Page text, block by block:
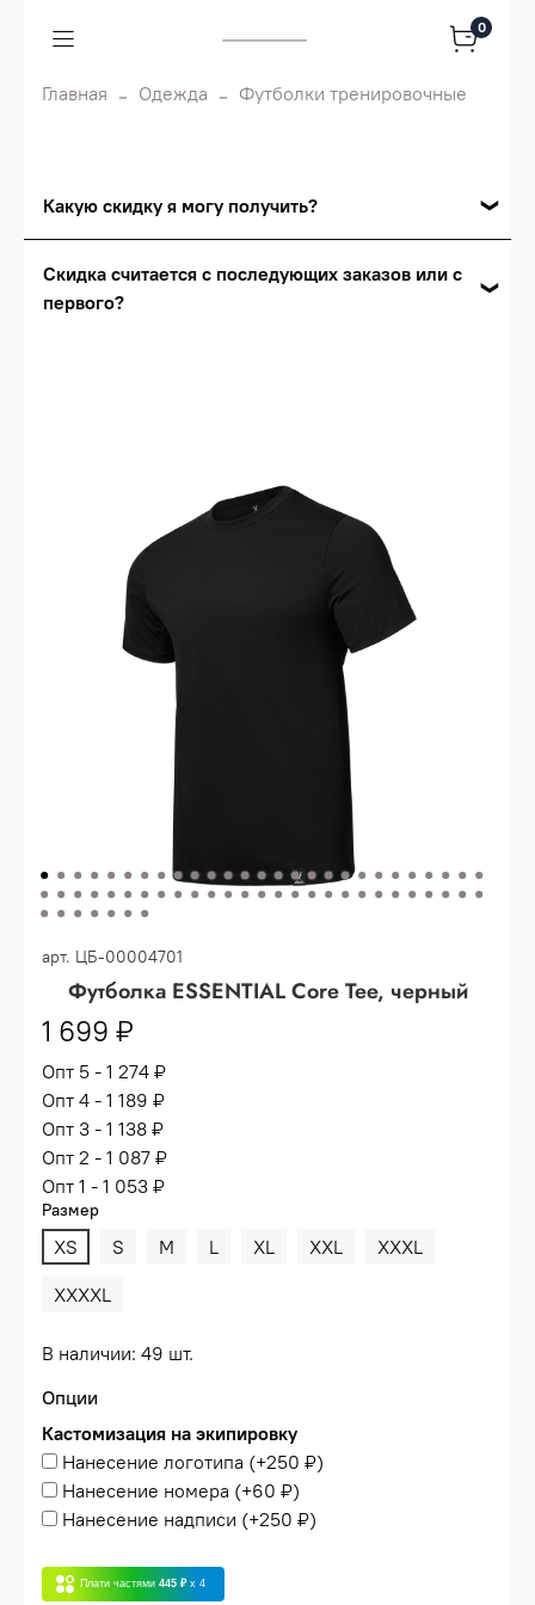
0
Главная Одежда Футболки тренировочные
Какую скидку я могу получить?
Сумма скидки зависит от стоимости вашего
сумма всех заказов за 6 месяцев -
30.000 рублей.
(33%)
- сумма всех заказов за 6 месяцев
80.000 рублей
(36%) - сумма всех заказов за 6 месяцев
сумма всех заказов за 6 месяцев -
Скидка считается с последующих заказов или с
первого?
арт. ЦБ-00004701
Футболка ESSENTIAL Core Tee, черный
1 699 ₽
Опт 5 - 1 274 ₽
Опт 4 - 1 189 ₽
Опт 3 - 1 138 ₽
Опт 2 - 1 087 ₽
Опт 1 - 1 053 ₽
Размер
XS S M L XL XXL
XXXL
XXXXL
В наличии: 49 шт.
Опции
Кастомизация на экипировку
Нанесение логотипа (+250 ₽)
Нанесение номера (+60 ₽)
Нанесение надписи (+250 ₽)
Плати частями 445 ₽ x 4